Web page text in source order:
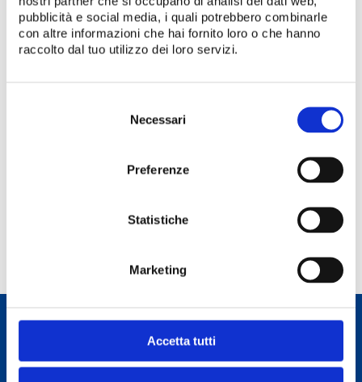
pubblicità e social media, i quali potrebbero combinarle
con altre informazioni che hai fornito loro o che hanno
raccolto dal tuo utilizzo dei loro servizi.
Necessari
Preferenze
Statistiche
Marketing
Accetta tutti
Password
P.IVA 02784130391 - C.F 02784130391
fornautic@pec.it
corsiforsea@pec.it| SDI: USAL8PV
REA RA256841 - Capitale sociale: € 10.000 i.v